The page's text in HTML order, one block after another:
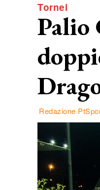
Tornei
Palio
Redazione